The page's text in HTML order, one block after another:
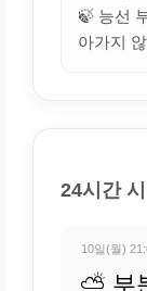
🍃 능선
아가지
24시간
10일(월)
⛅ 부